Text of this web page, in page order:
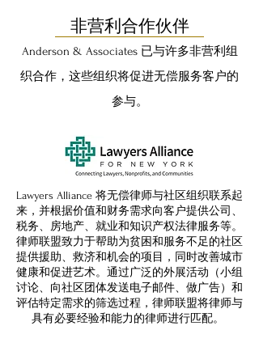
非营利合作伙伴
Anderson & Associates 已与许多非营利组
织合作，这些组织将促进无偿服务客户的
参与。
Lawyers Alliance 将无偿律师与社区组织联系起
来，并根据价值和财务需求向客户提供公司、
税务、房地产、就业和知识产权法律服务等。
律师联盟致力于帮助为贫困和服务不足的社区
提供援助、救济和机会的项目，同时改善城市
健康和促进艺术。通过广泛的外展活动（小组
讨论、向社区团体发送电子邮件、做广告）和
评估特定需求的筛选过程，律师联盟将律师与
具有必要经验和能力的律师进行匹配。